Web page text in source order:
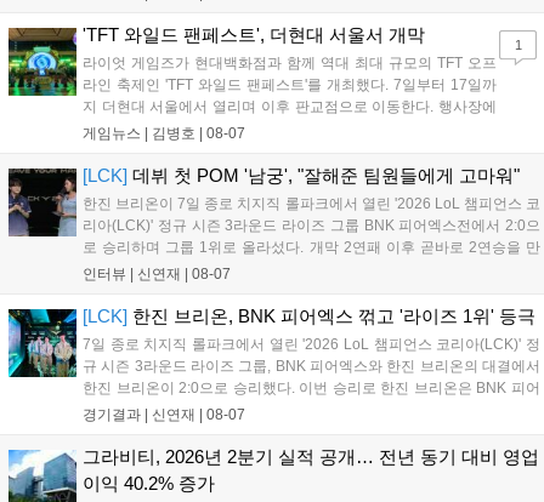
17일까지 이어지는 이번 행사는 신규 세트 체험과 공연 등 다양한 즐길
거리를 제공하며, 이후 현대백화점 판교점에서도 행사가 이어질 예정입
니다. 연말에는 라스베이거스 오픈이 개최됩니다....
'TFT 와일드 팬페스트', 더현대 서울서 개막
라이엇 게임즈가 현대백화점과 함께 역대 최대 규모의 TFT 오프
라인 축제인 'TFT 와일드 팬페스트'를 개최했다. 7일부터 17일까
지 더현대 서울에서 열리며 이후 판교점으로 이동한다. 행사장에
는 체험, 스페셜, 무대 존이 마련됐으며 8일 오후 2시 인비테이셔
연 등 다채로운 일정이 준비되어 있다. 사전 예약은 조기 마감될
만큼 큰 인기를 끌고 있다....
게임뉴스 | 김병호 08-07
1
[LCK] 데뷔 첫 POM '남궁', "잘해준 팀원들에게 고마워"
한진 브리온이 7일 종로 치지직 롤파크에서 열린 '2026 LoL 챔피언스 코
리아(LCK)' 정규 시즌 3라운드 라이즈 그룹 BNK 피어엑스전에서 2:0으
로 승리하며 그룹 1위로 올라섰다. 개막 2연패 이후 곧바로 2연승을 만
들어내면서 이어질 4라운드에 대한 기대감을 올렸다. 다음은 이날 데뷔
인터뷰 | 신연재 08-07
[LCK] 한진 브리온, BNK 피어엑스 꺾고 '라이즈 1위' 등극
7일 종로 치지직 롤파크에서 열린 '2026 LoL 챔피언스 코리아(LCK)' 정
규 시즌 3라운드 라이즈 그룹, BNK 피어엑스와 한진 브리온의 대결에서
한진 브리온이 2:0으로 승리했다. 이번 승리로 한진 브리온은 BNK 피어
엑스를 제치고 라이즈 그룹 1위로 올라섰다. 1세트, 한진 브리온이 '로머'
경기결과 | 신연재 08-07
그라비티, 2026년 2분기 실적 공개… 전년 동기 대비 영업
이익 40.2% 증가